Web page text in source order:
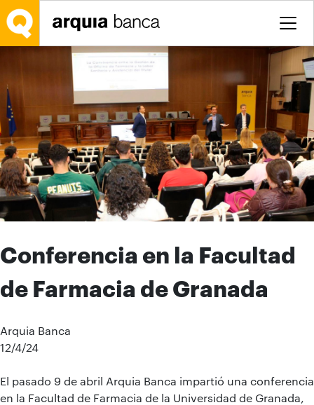
Saltar al contenido principal
Conferencia en la Facultad
de Farmacia de Granada
Arquia Banca
12/4/24
El pasado 9 de abril Arquia Banca impartió una conferencia
en la Facultad de Farmacia de la Universidad de Granada,